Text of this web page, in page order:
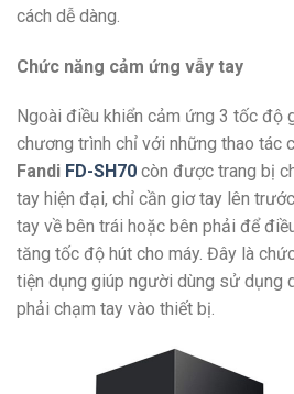
cách dễ dàng.
Chức năng cảm ứng vẫy tay
Ngoài điều khiển cảm ứng 3 tốc độ
chương trình chỉ với những thao tác
Fandi FD-SH70 còn được trang bị
tay hiện đại, chỉ cần giơ tay lên
tay về bên trái hoặc bên phải để
tăng tốc độ hút cho máy. Đây là
tiện dụng giúp người dùng sử dụng
phải chạm tay vào thiết bị.